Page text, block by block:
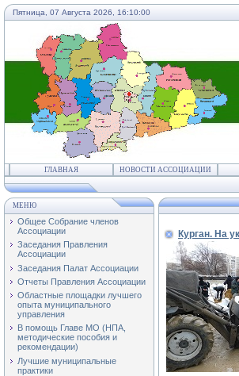
Пятница, 07 Августа 2026, 16:10:00
ГЛАВНАЯ НОВОСТИ АССОЦИАЦИИ
МЕНЮ
Общее Собрание членов
Ассоциации
Заседания Правления
Ассоциации
Заседания Палат Ассоциации
Отчеты Правления Ассоциации
Областные площадки лучшего
опыта муниципального
управления
В помощь Главе МО (НПА,
методические пособия и
рекомендации)
Лучшие муниципальные
практики
Курган. На